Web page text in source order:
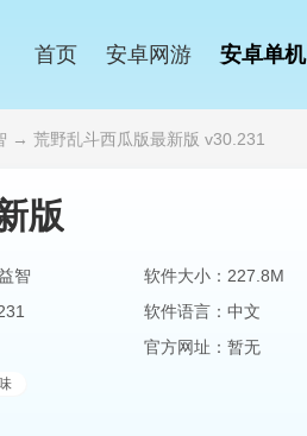
首页 安卓网游 安卓单机
→ 荒野乱斗西瓜版最新版 v30.231
版
智 软件大小：227.8M
软件语言：中文
官方网址：暂无